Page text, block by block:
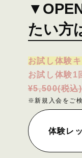
たい方
お試し体験
お試し体験
¥5,500(税込)
※新規入会をご
体験レ